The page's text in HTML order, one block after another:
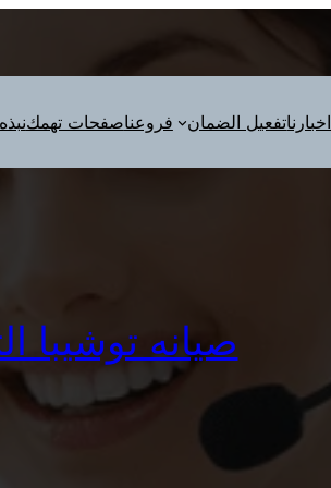
صفحات تهمكفروعنا تفعيل الضماناخبارنا
صيانه توشيبا